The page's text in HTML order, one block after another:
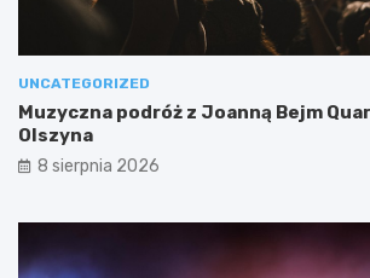
UNCATEGORIZED
Muzyczna podróż z Joanną Bejm
Olszyna
8 sierpnia 2026